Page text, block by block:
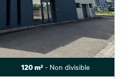
120 m² - Non divisible